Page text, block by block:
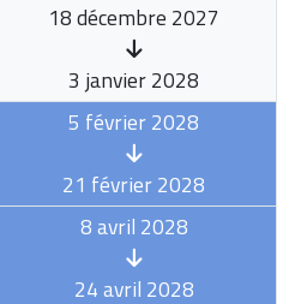
18 décembre 2027
3 janvier 2028
5 février 2028
21 février 2028
8 avril 2028
24 avril 2028